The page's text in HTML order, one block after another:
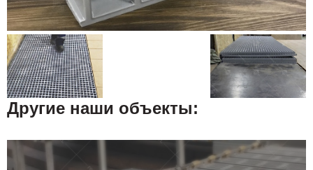
Другие наши объекты: